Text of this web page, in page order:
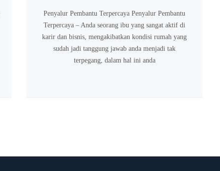
Penyalur Pembantu Terpercaya Penyalur Pembantu
Terpercaya – Anda seorang ibu yang sangat aktif di
karir dan bisnis, mengakibatkan kondisi rumah yang
sudah jadi tanggung jawab anda menjadi tak
terpegang, dalam hal ini anda